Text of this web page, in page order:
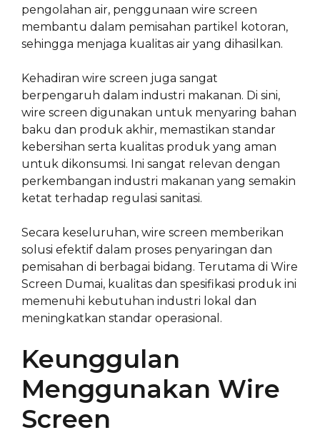
pengolahan air, penggunaan wire screen
membantu dalam pemisahan partikel kotoran,
sehingga menjaga kualitas air yang dihasilkan.
Kehadiran wire screen juga sangat
berpengaruh dalam industri makanan. Di sini,
wire screen digunakan untuk menyaring bahan
baku dan produk akhir, memastikan standar
kebersihan serta kualitas produk yang aman
untuk dikonsumsi. Ini sangat relevan dengan
perkembangan industri makanan yang semakin
ketat terhadap regulasi sanitasi.
Secara keseluruhan, wire screen memberikan
solusi efektif dalam proses penyaringan dan
pemisahan di berbagai bidang. Terutama di Wire
Screen Dumai, kualitas dan spesifikasi produk ini
memenuhi kebutuhan industri lokal dan
meningkatkan standar operasional.
Keunggulan
Menggunakan Wire
Screen